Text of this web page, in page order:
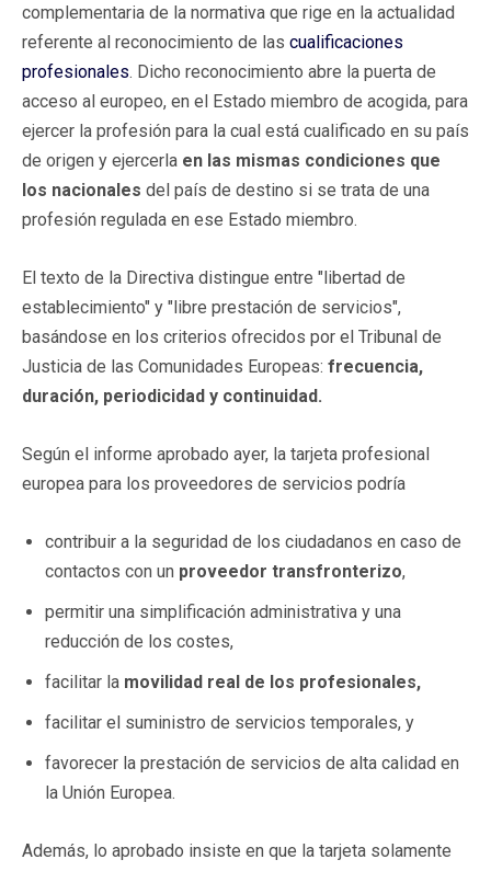
complementaria de la normativa que rige en la actualidad
referente al reconocimiento de las cualificaciones
profesionales. Dicho reconocimiento abre la puerta de
acceso al europeo, en el Estado miembro de acogida, para
ejercer la profesión para la cual está cualificado en su país
de origen y ejercerla en las mismas condiciones que
los nacionales del país de destino si se trata de una
profesión regulada en ese Estado miembro.
El texto de la Directiva distingue entre "libertad de
establecimiento" y "libre prestación de servicios",
basándose en los criterios ofrecidos por el Tribunal de
Justicia de las Comunidades Europeas: frecuencia,
duración, periodicidad y continuidad.
Según el informe aprobado ayer, la tarjeta profesional
europea para los proveedores de servicios podría
contribuir a la seguridad de los ciudadanos en caso de
contactos con un proveedor transfronterizo,
permitir una simplificación administrativa y una
reducción de los costes,
facilitar la movilidad real de los profesionales,
facilitar el suministro de servicios temporales, y
favorecer la prestación de servicios de alta calidad en
la Unión Europea.
Además, lo aprobado insiste en que la tarjeta solamente